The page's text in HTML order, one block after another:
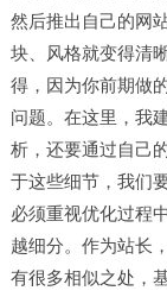
然后推出自己的网
块、风格就变得清
得，因为你前期做
问题。在这里，我
析，还要通过自己
于这些细节，我们
必须重视优化过程
越细分。作为站长
有很多相似之处，